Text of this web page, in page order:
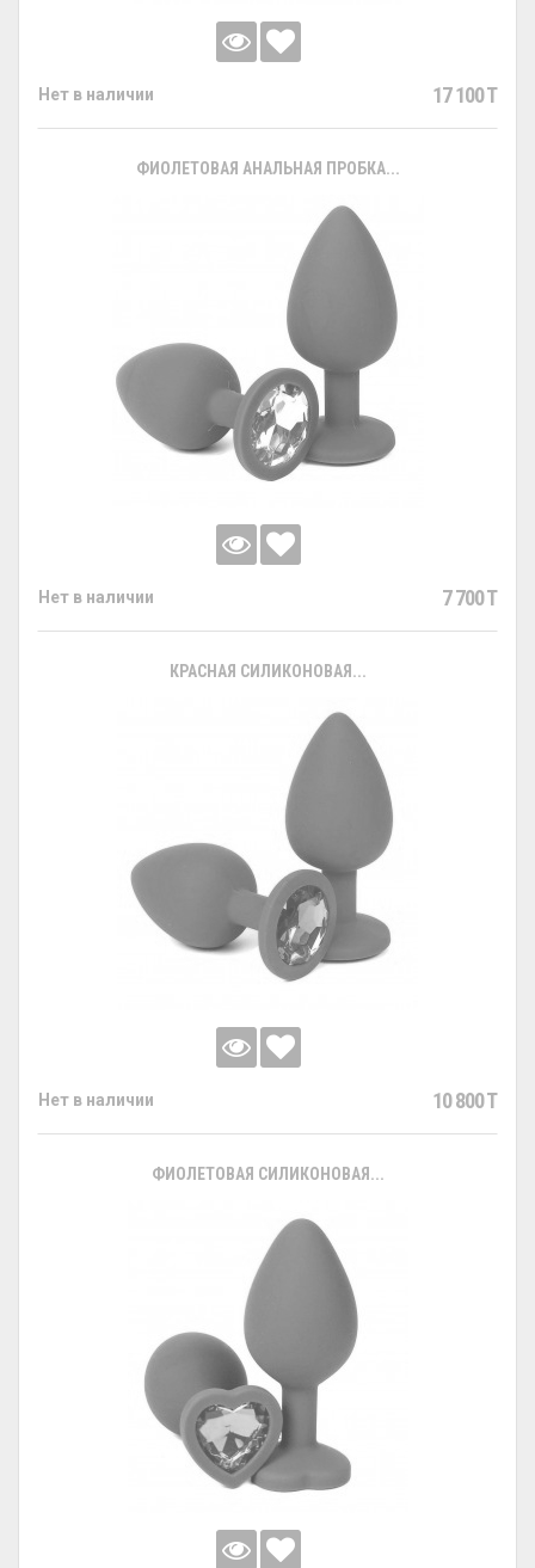
Нет в наличии 17 100 T
ФИОЛЕТОВАЯ АНАЛЬНАЯ ПРОБКА...
Нет в наличии 7 700 T
КРАСНАЯ СИЛИКОНОВАЯ...
Нет в наличии 10 800 T
ФИОЛЕТОВАЯ СИЛИКОНОВАЯ...